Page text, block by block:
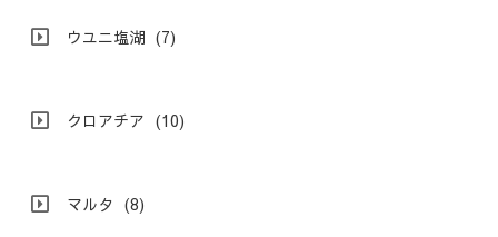
ウユニ塩湖 (7)
クロアチア (10)
マルタ (8)